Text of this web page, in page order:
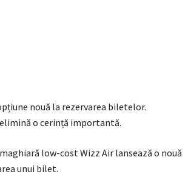
nouă la rezervarea biletelor.
o cerință importantă.
low-cost Wizz Air lansează o nouă
unui bilet.